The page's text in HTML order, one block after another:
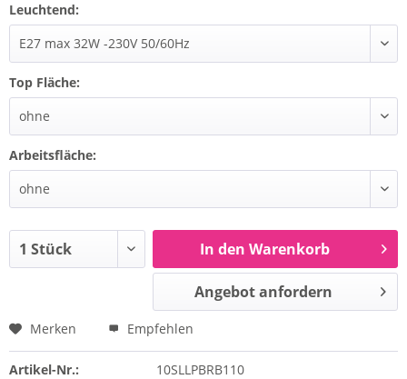
Leuchtend:
Top Fläche:
Arbeitsfläche:
In den Warenkorb
Angebot anfordern
Merken Empfehlen
Artikel-Nr.:
10SLLPBRB110